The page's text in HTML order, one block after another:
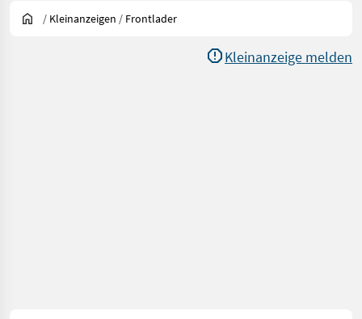
/ Kleinanzeigen / Frontlader
Kleinanzeige melden